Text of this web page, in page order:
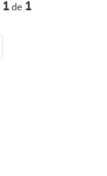
1de 1